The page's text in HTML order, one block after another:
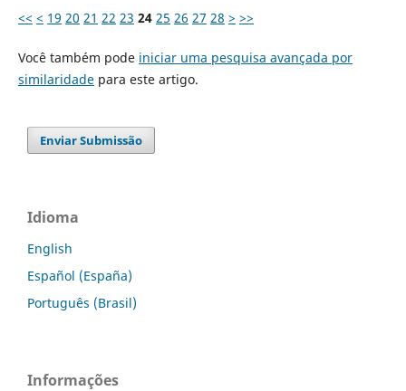
<< < 19 20 21 22 23 24 25 26 27 28 > >>
Você também pode iniciar uma pesquisa avançada por
similaridadepara este artigo.
Enviar Submissão
Idioma
English
Español (España)
Português (Brasil)
Informações